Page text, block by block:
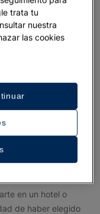
por su calidad y
Islas
México, República
en línea si haces tu
donde también
antes de
en un hotel o
de haber elegido
trata tu
nuestra
las cookies